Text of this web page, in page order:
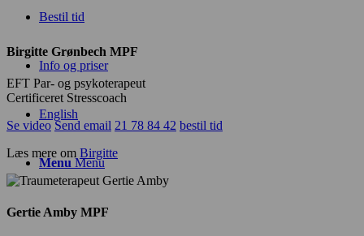
Bestil tid
Info og priser
English
Menu Menu
Birgitte Grønbech MPF
EFT Par- og psykoterapeut
Certificeret Stresscoach
Se video Send email 21 78 84 42 bestil tid
Læs mere om Birgitte
Gertie Amby MPF